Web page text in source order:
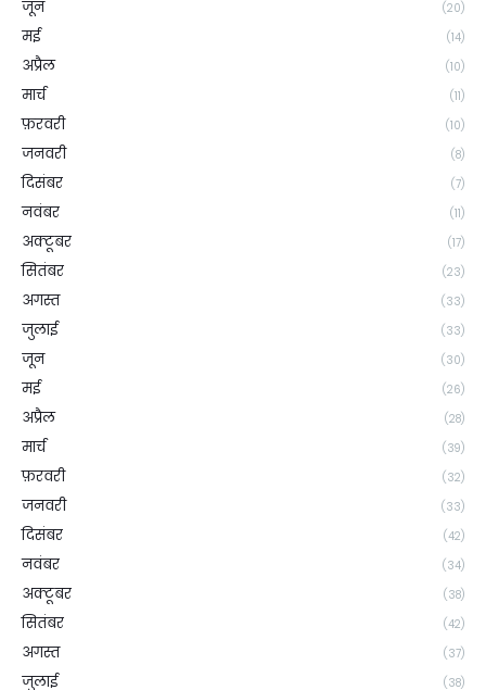
जून (20)
मई (14)
अप्रैल (10)
मार्च (11)
फ़रवरी (10)
जनवरी (8)
दिसंबर (7)
नवंबर (11)
अक्टूबर (17)
सितंबर (23)
अगस्त (33)
जुलाई (33)
जून (30)
मई (26)
अप्रैल (28)
मार्च (39)
फ़रवरी (32)
जनवरी (33)
दिसंबर (42)
नवंबर (34)
अक्टूबर (38)
सितंबर (42)
अगस्त (37)
जुलाई (38)